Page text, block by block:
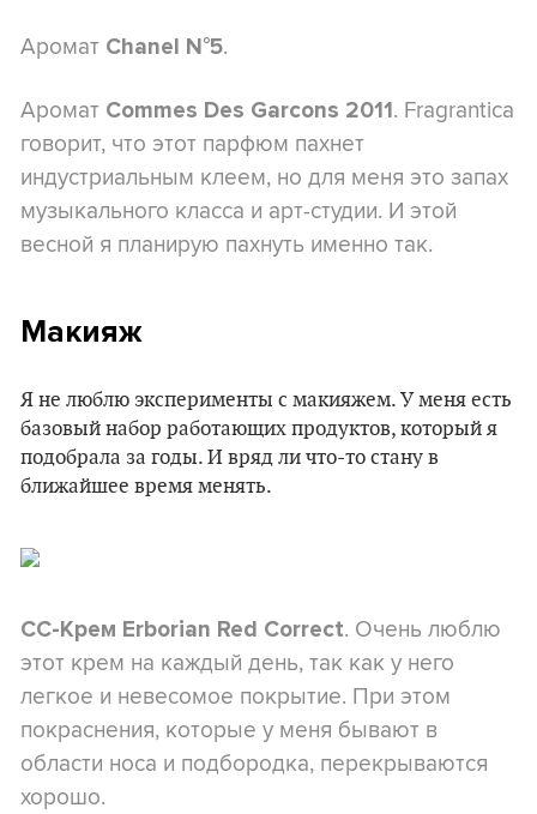
Аромат Chanel N°5.
Аромат Commes Des Garcons 2011. Fragrantica
говорит, что этот парфюм пахнет
индустриальным клеем, но для меня это запах
музыкального класса и арт-студии. И этой
весной я планирую пахнуть именно так.
Макияж
Я не люблю эксперименты с макияжем. У меня есть
базовый набор работающих продуктов, который я
подобрала за годы. И вряд ли что-то стану в
ближайшее время менять.
CC-Крем Erborian Red Correct. Очень люблю
этот крем на каждый день, так как у него
легкое и невесомое покрытие. При этом
покраснения, которые у меня бывают в
области носа и подбородка, перекрываются
хорошо.